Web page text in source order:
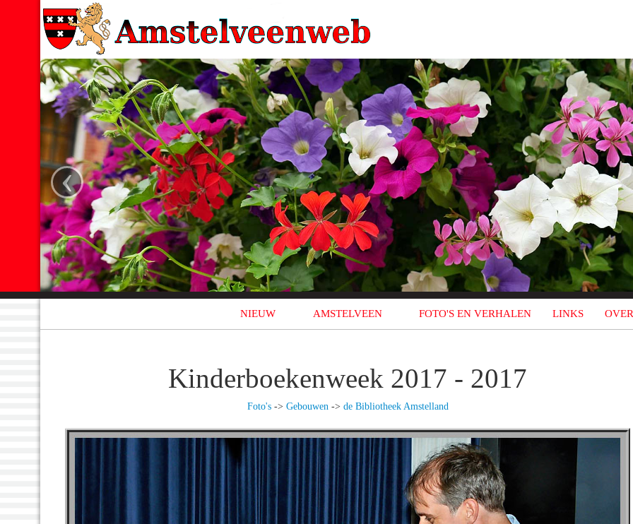
‹
NIEUW AMSTELVEEN FOTO'S EN VERHALEN LINKS
Kinderboekenweek 2017 - 2017
Foto's-> Gebouwen -> de Bibliotheek Amstelland